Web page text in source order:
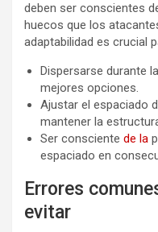
deben ser conscientes
huecos que los
adaptabilidad es crucial
Dispersarse durante
mejores opciones.
Ajustar el espaciado
mantener la
Ser consciente de la
espaciado en
Errores
evitar